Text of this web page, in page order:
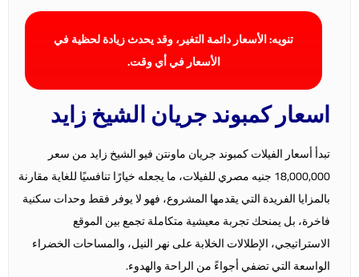
تنويه: الأسعار دائمة التغير، وقد يحدث زيادة لحظية في
الأسعار في أي وقت.
اسعار كمبوند جريان الشيخ زايد
تبدأ أسعارالفيلاتكمبوند جريان ماونتن فيو الشيخ زايد من سعر
18,000,000 جنيه مصري للفيلات، ما يجعله خيارًا تنافسيًا للغاية مقارنة
بالمزايا الفريدة التي يقدمها المشروع، فهو لا يوفر فقط وحدات سكنية
فاخرة، بل يمنحك تجربة معيشية متكاملة تجمع بين الموقع
الاستراتيجي، الإطلالات الخلابة على نهر النيل، والمساحات الخضراء
الواسعة التي تضفي أجواءً من الراحة والهدوء.